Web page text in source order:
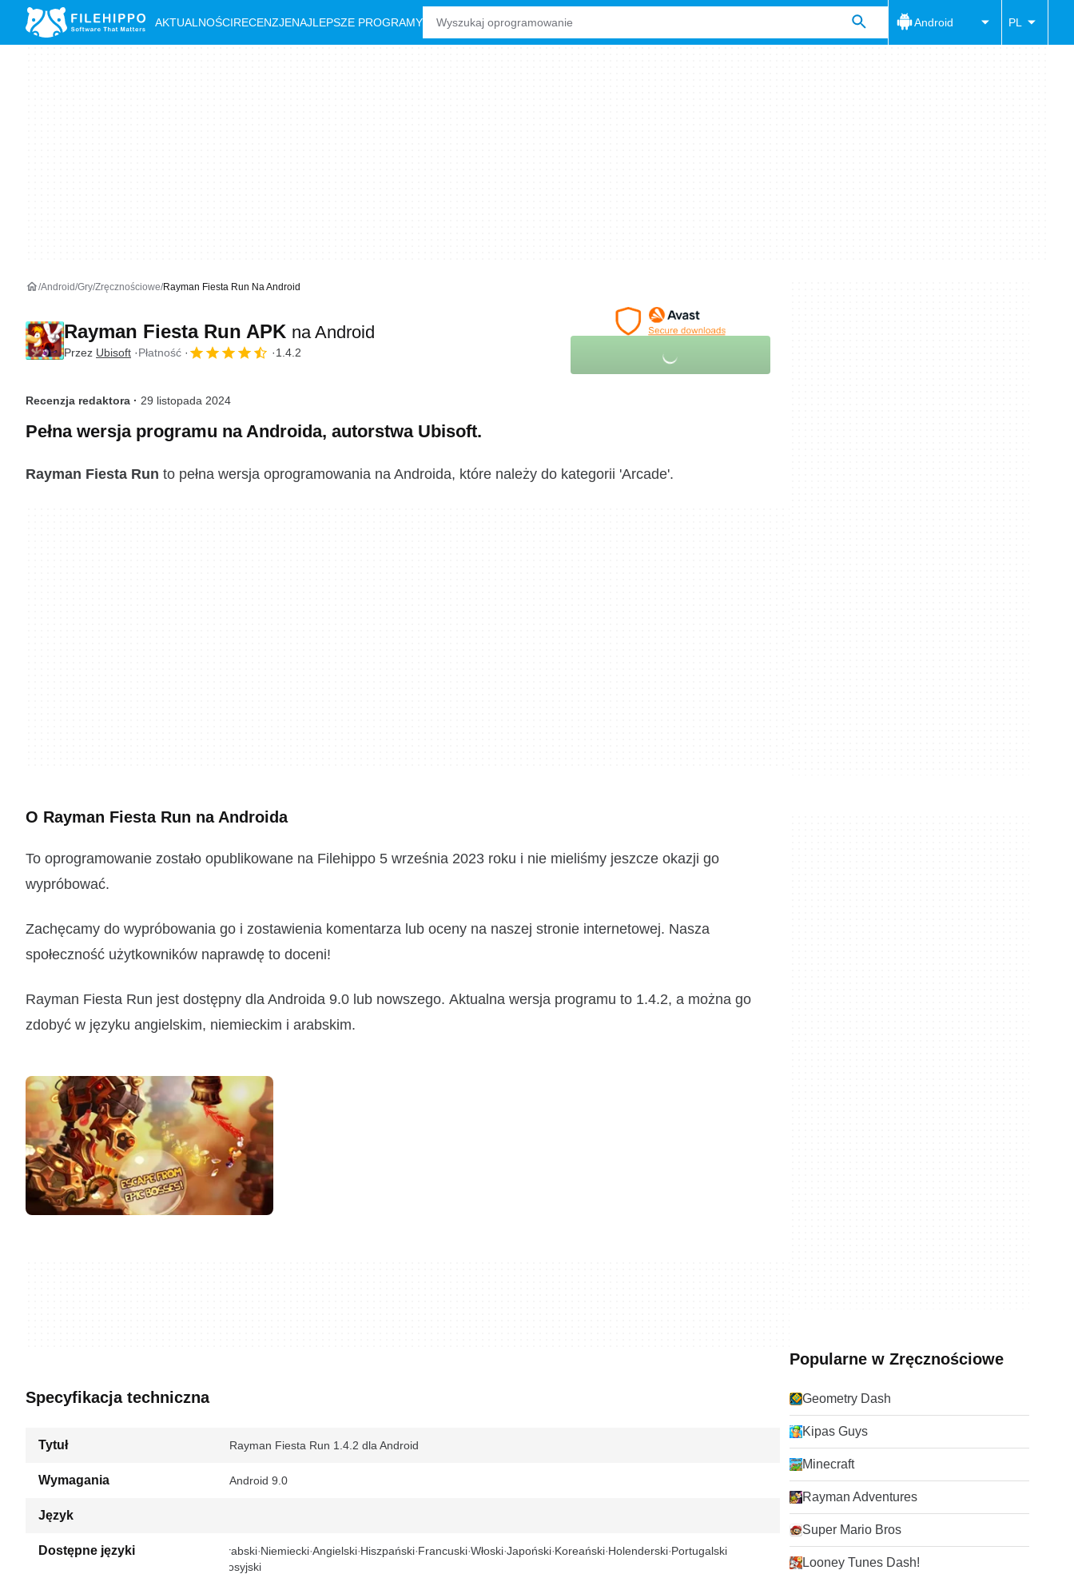
AKTUALNOŚCIRECENZJENAJLEPSZE PROGRAMY Android PL
Android Gry Zręcznościowe Rayman Fiesta Run Na Android
Rayman Fiesta Run APK na Android
Przez Ubisoft Płatność 1.4.2
Recenzja redaktora · 29 listopada 2024
Pełna wersja programu na Androida, autorstwa Ubisoft.
Rayman Fiesta Run to pełna wersja oprogramowania na Androida, które należy do kategorii 'Arcade'.
O Rayman Fiesta Run na Androida
To oprogramowanie zostało opublikowane na Filehippo 5 września 2023 roku i nie mieliśmy jeszcze okazji go
wypróbować.
Zachęcamy do wypróbowania go i zostawienia komentarza lub oceny na naszej stronie internetowej. Nasza
społeczność użytkowników naprawdę to doceni!
Rayman Fiesta Run jest dostępny dla Androida 9.0 lub nowszego. Aktualna wersja programu to 1.4.2, a można go
zdobyć w języku angielskim, niemieckim i arabskim.
Specyfikacja techniczna
Tytuł Rayman Fiesta Run 1.4.2 dla Android
Wymagania Android 9.0
Język
Dostępne języki Arabski Niemiecki Angielski Hiszpański Francuski Włoski Japoński Koreański Holenderski Portugalski
Rosyjski
Popularne w Zręcznościowe
Geometry Dash
Kipas Guys
Minecraft
Rayman Adventures
Super Mario Bros
Looney Tunes Dash!